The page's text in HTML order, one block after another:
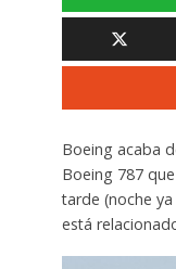
Boeing acaba
Boeing 787
tarde (noche
está